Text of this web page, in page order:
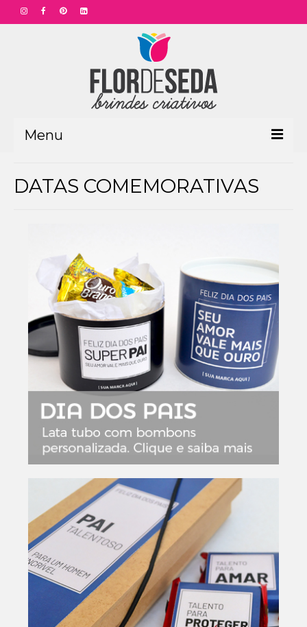
Menu
Aniversário Corporativo
Dia das Mães
Dia dos Pais
Setembro Amarelo
Outubro Rosa
Novembro Azul
Outras campanhas de prevenção
Copa do mundo 2026
Festa Caipira
QUEM SOMOS
CONTATO
EM DESTAQUE
DATAS COMEMORATIVAS